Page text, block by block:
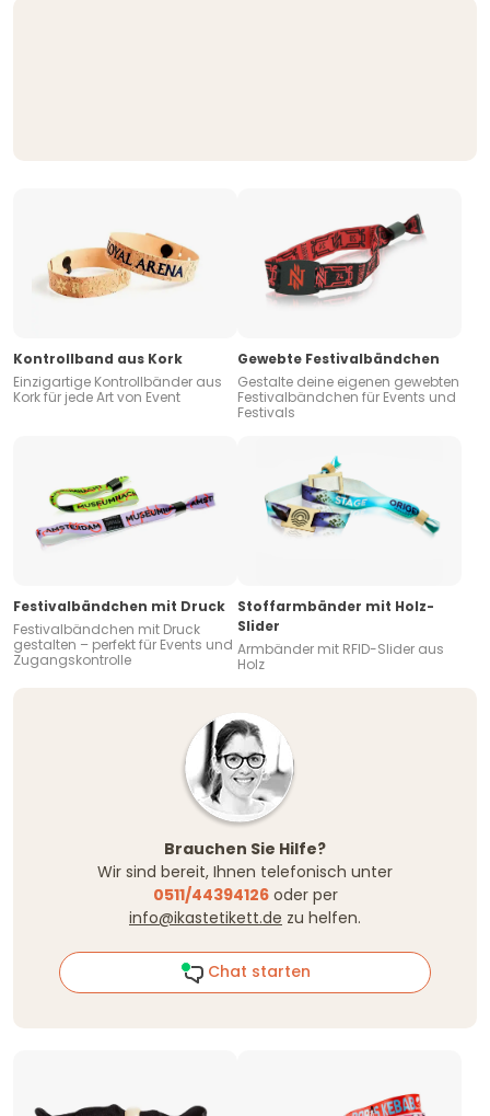
Kontrollband aus Kork
Einzigartige Kontrollbänder aus
Kork für jede Art von Event
Gewebte Festivalbändchen
Gestalte deine eigenen gewebten
Festivalbändchen für Events und
Festivals
Festivalbändchen mit Druck
Festivalbändchen mit Druck
gestalten – perfekt für Events und
Zugangskontrolle
Stoffarmbänder mit Holz-
Slider
Armbänder mit RFID-Slider aus
Holz
Brauchen Sie Hilfe?
Wir sind bereit, Ihnen telefonisch unter
0511/44394126oder per
info@ikastetikett.de zu helfen.
Chat starten